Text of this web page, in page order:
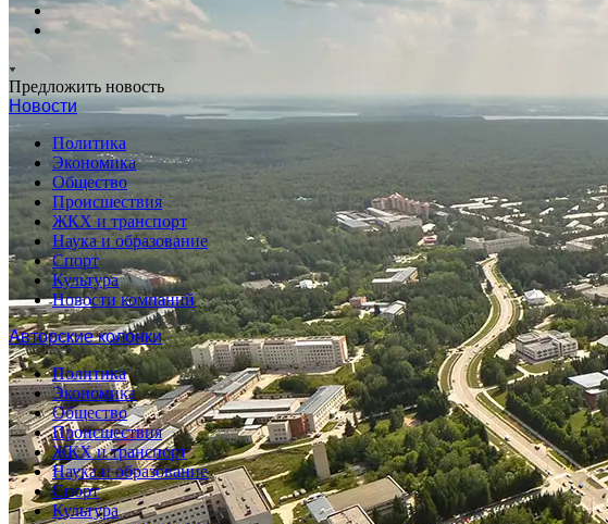
Предложить новость
Новости
Политика
Экономика
Общество
Происшествия
ЖКХ и транспорт
Наука и образование
Спорт
Культура
Новости компаний
Авторские колонки
Политика
Экономика
Общество
Происшествия
ЖКХ и транспорт
Наука и образование
Спорт
Культура